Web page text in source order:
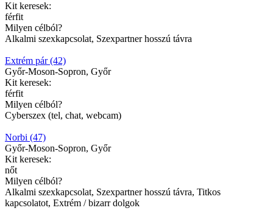
Kit keresek:
férfit
Milyen célból?
Alkalmi szexkapcsolat, Szexpartner hosszú távra
Extrém pár (42)
Győr-Moson-Sopron, Győr
Kit keresek:
férfit
Milyen célból?
Cyberszex (tel, chat, webcam)
Norbi (47)
Győr-Moson-Sopron, Győr
Kit keresek:
nőt
Milyen célból?
Alkalmi szexkapcsolat, Szexpartner hosszú távra, Titkos
kapcsolatot, Extrém / bizarr dolgok